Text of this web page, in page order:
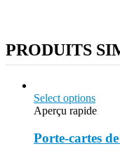
PRODUITS
Select options
Aperçu rapide
Porte-cartes